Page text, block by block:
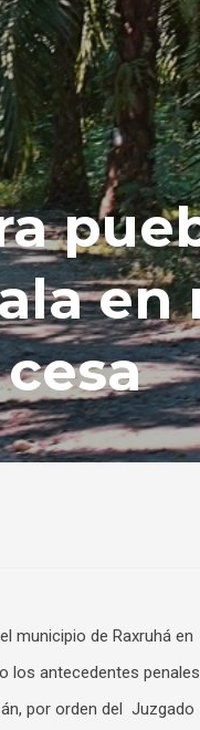
en
municipio de Raxruhá en
los antecedentes penales
por orden del Juzgado